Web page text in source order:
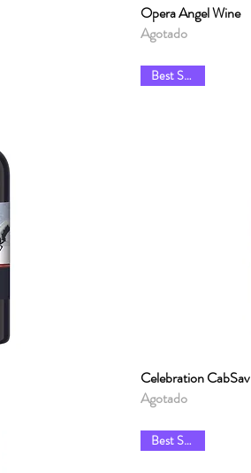
Opera Angel Wine
Agotado
Best Sellers
Celebration CabSav
Agotado
Best Sellers